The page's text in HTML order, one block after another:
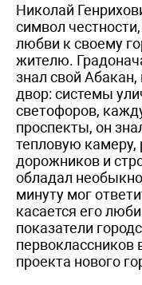
Николай
символ
любви к своему
жителю.
знал свой Абакан,
двор: системы
светофоров,
проспекты, он
тепловую камеру,
дорожников и
обладал
минуту мог
касается его
показатели
первоклассников
проекта нового